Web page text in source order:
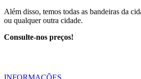
Além disso, temos todas as bandeiras da
ou qualquer outra cidade.
Consulte-nos preços!